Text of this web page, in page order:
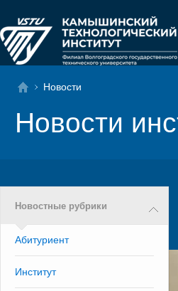
Новости
Новости
Новостные рубрики
Абитуриент
Институт